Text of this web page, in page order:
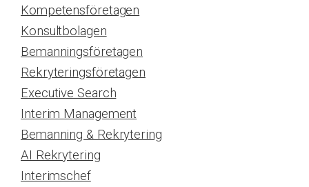
Kompetensföretagen
Konsultbolagen
Bemanningsföretagen
Rekryteringsföretagen
Executive Search
Interim Management
Bemanning & Rekrytering
AI Rekrytering
Interimschef